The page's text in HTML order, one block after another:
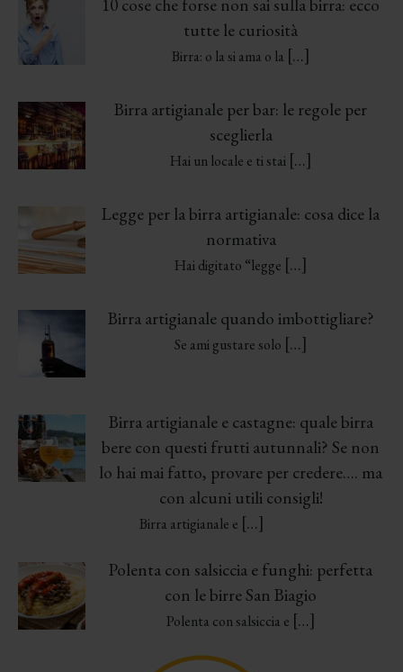
10 cose che forse non sai sulla birra: ecco
tutte le curiosità
Birra: o la si ama o la […]
Birra artigianale per bar: le regole per
sceglierla
Hai un locale e ti stai […]
Legge per la birra artigianale: cosa dice la
normativa
Hai digitato “legge […]
Birra artigianale quando imbottigliare?
Se ami gustare solo […]
Birra artigianale e castagne: quale birra
bere con questi frutti autunnali? Se non
lo hai mai fatto, provare per credere…. ma
con alcuni utili consigli!
Birra artigianale e […]
Polenta con salsiccia e funghi: perfetta
con le birre San Biagio
Polenta con salsiccia e […]